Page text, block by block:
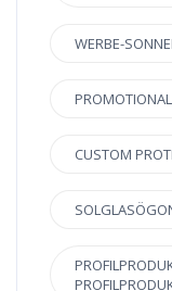
WERBE-
CUSTOM